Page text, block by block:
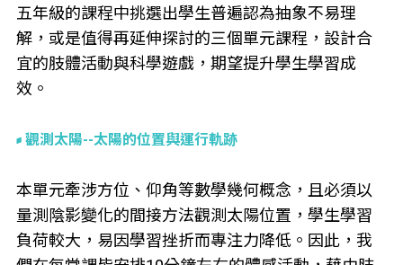
五年級的課程中挑選出學生普遍認為抽象不易理
解，或是值得再延伸探討的三個單元課程，設計合
宜的肢體活動與科學遊戲，期望提升學生學習成
效。
觀測太陽--太陽的位置與運行軌跡
本單元牽涉方位、仰角等數學幾何概念，且必須以
量測陰影變化的間接方法觀測太陽位置，學生學習
負荷較大，易因學習挫折而專注力降低。因此，我